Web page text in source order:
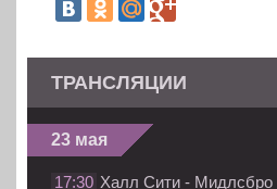
ТРАНСЛЯЦИИ
23 мая
17:30 Халл Сити - Мидлсбро